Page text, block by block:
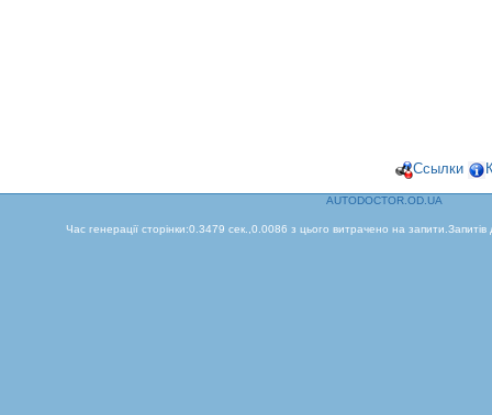
Ссылки
AUTODOCTOR.OD.UA
Час генерації сторінки:0.3479 сек.,0.0086 з цього витрачено на